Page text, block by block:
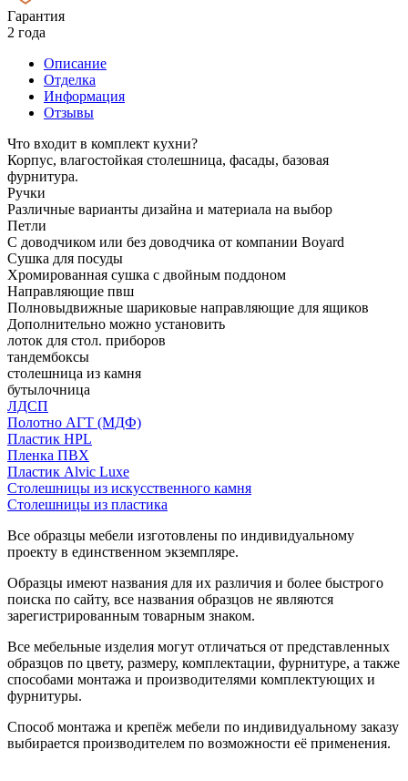
Гарантия
2 года
Описание
Отделка
Информация
Отзывы
Что входит в комплект кухни?
Корпус, влагостойкая столешница, фасады, базовая
фурнитура.
Ручки
Различные варианты дизайна и материала на выбор
Петли
С доводчиком или без доводчика от компании Boyard
Сушка для посуды
Хромированная сушка с двойным поддоном
Направляющие пвш
Полновыдвижные шариковые направляющие для ящиков
Дополнительно можно установить
лоток для стол. приборов
тандембоксы
столешница из камня
бутылочница
ЛДСП
Полотно АГТ (МДФ)
Пластик HPL
Пленка ПВХ
Пластик Alvic Luxe
Столешницы из искусственного камня
Столешницы из пластика
Все образцы мебели изготовлены по индивидуальному
проекту в единственном экземпляре.
Образцы имеют названия для их различия и более быстрого
поиска по сайту, все названия образцов не являются
зарегистрированным товарным знаком.
Все мебельные изделия могут отличаться от представленных
образцов по цвету, размеру, комплектации, фурнитуре, а также
способами монтажа и производителями комплектующих и
фурнитуры.
Способ монтажа и крепёж мебели по индивидуальному заказу
выбирается производителем по возможности её применения.